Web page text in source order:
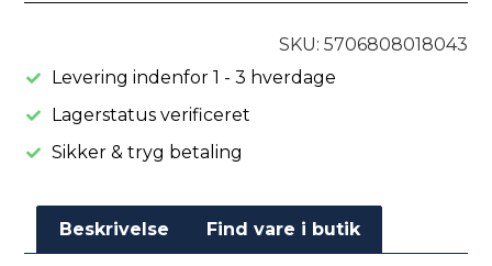
SKU: 5706808018043
Levering indenfor 1 - 3 hverdage
Lagerstatus verificeret
Sikker & tryg betaling
Beskrivelse Find vare i butik